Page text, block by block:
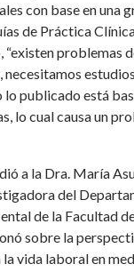
con base en una
de Práctica
“existen problemas
publicado está
lo cual causa un
a la Dra. María
del
de la Facultad
sobre la
vida laboral en